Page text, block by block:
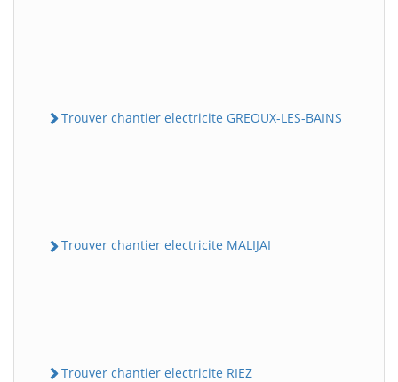
Trouver chantier electricite GREOUX-LES-BAINS
Trouver chantier electricite MALIJAI
Trouver chantier electricite RIEZ